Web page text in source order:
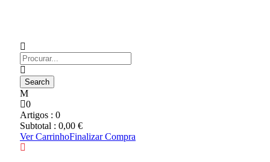
0
Artigos : 0
Subtotal : 0,00 €
Ver CarrinhoFinalizar Compra